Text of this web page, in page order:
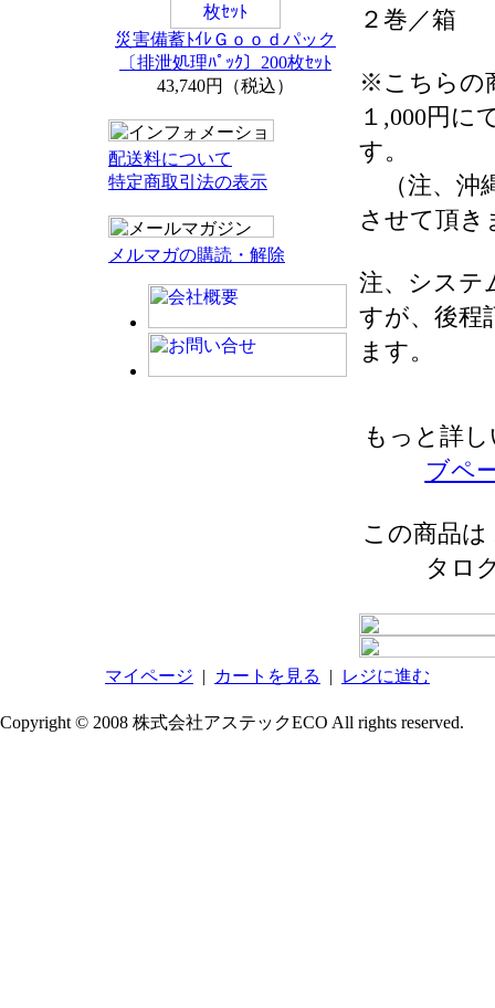
災害備蓄ﾄｲﾚＧｏｏｄパック
〔排泄処理ﾊﾟｯｸ〕200枚ｾｯﾄ
43,740円（税込）
配送料について
特定商取引法の表示
メルマガの購読・解除
２巻／箱
※こちらの
１,000円に
す。
（注、沖
させて頂き
注、システ
すが、後程
ます。
もっと詳
ブペ
この商品は
タロ
マイページ | カートを見る | レジに進む
Copyright © 2008 株式会社アステックECO All rights reserved.